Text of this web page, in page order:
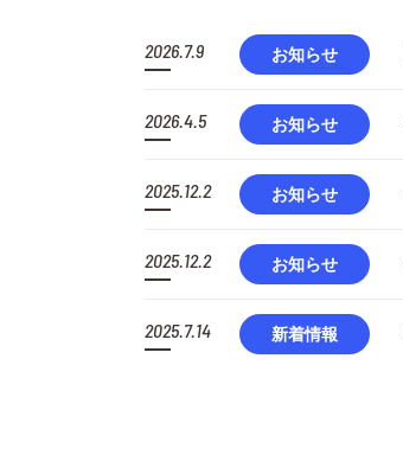
2026.7.9 お知らせ
2026.4.5 お知らせ
2025.12.2 お知らせ
2025.12.2 お知らせ
2025.7.14 新着情報